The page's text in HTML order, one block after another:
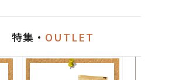
特集・ OUTLET